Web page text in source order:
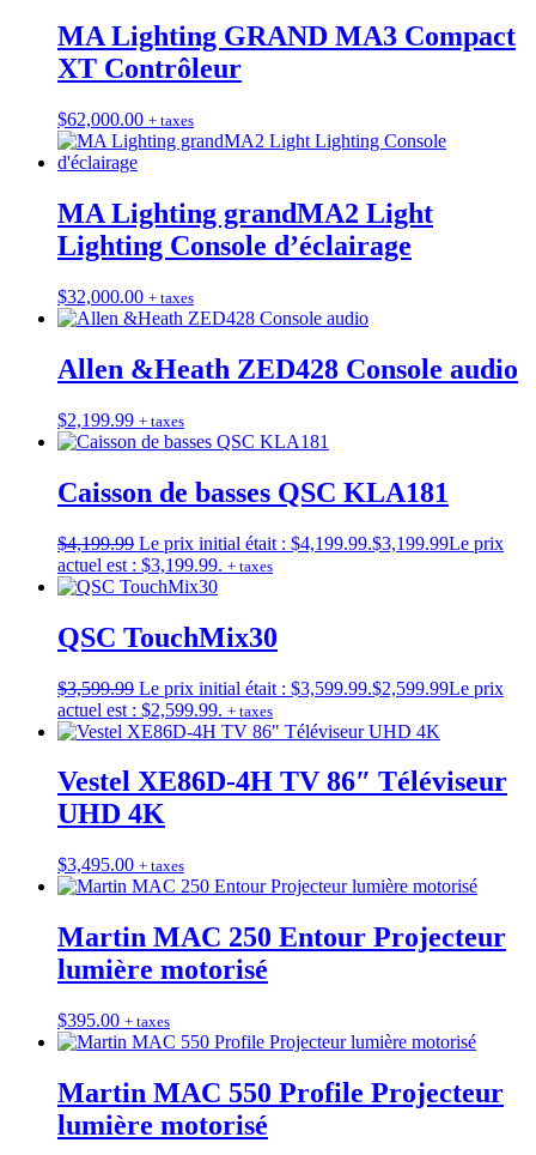
MA Lighting GRAND MA3 Compact
XT Contrôleur
$62,000.00 + taxes
MA Lighting grandMA2 Light
Lighting Console d’éclairage
$32,000.00 + taxes
Allen &Heath ZED428 Console audio
$2,199.99 + taxes
Caisson de basses QSC KLA181
$4,199.99 Le prix initial était : $4,199.99.$3,199.99Le prix
actuel est : $3,199.99. + taxes
QSC TouchMix30
$3,599.99 Le prix initial était : $3,599.99.$2,599.99Le prix
actuel est : $2,599.99. + taxes
Vestel XE86D-4H TV 86″ Téléviseur
UHD 4K
$3,495.00 + taxes
Martin MAC 250 Entour Projecteur
lumière motorisé
$395.00 + taxes
Martin MAC 550 Profile Projecteur
lumière motorisé